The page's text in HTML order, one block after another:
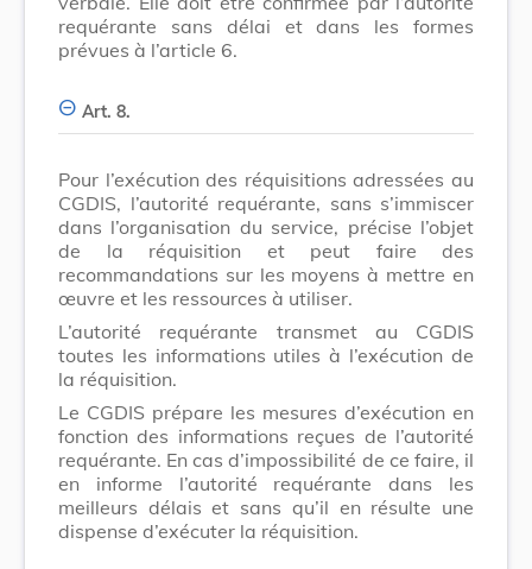
requérante sans délai et dans les formes
prévues à l’article 6.
Art. 8.
Pour l’exécution des réquisitions adressées au
CGDIS, l’autorité requérante, sans s’immiscer
dans l’organisation du service, précise l’objet
de la réquisition et peut faire des
recommandations sur les moyens à mettre en
œuvre et les ressources à utiliser.
L’autorité requérante transmet au CGDIS
toutes les informations utiles à l’exécution de
la réquisition.
Le CGDIS prépare les mesures d’exécution en
fonction des informations reçues de l’autorité
requérante. En cas d’impossibilité de ce faire, il
en informe l’autorité requérante dans les
meilleurs délais et sans qu’il en résulte une
dispense d’exécuter la réquisition.